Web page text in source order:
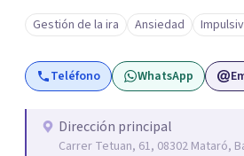
cómos, tus porqués, tus cuándos y tus dóndes a lo largo
de tu vida. Así, podrás desenredar el lío que es vivir, podrás
aceptar quien eres: un ser humano que siente, que piensa
y que hace; un ser que se contradice, que tiene dudas y que
Gestión de la ira Ansiedad
Teléfono WhatsApp
Dirección principal
Carrer Tetuan, 61, 08302 Mataró,